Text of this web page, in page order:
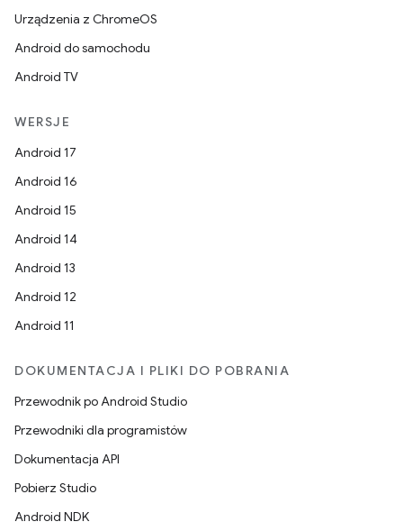
Urządzenia z ChromeOS
Android do samochodu
Android TV
WERSJE
Android 17
Android 16
Android 15
Android 14
Android 13
Android 12
Android 11
DOKUMENTACJA I PLIKI DO POBRANIA
Przewodnik po Android Studio
Przewodniki dla programistów
Dokumentacja API
Pobierz Studio
Android NDK